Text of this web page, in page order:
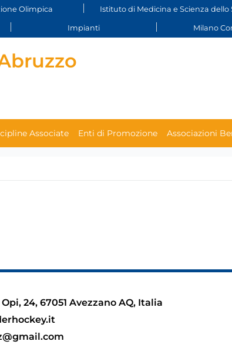
Olimpica Istituto di Medicina e Scienza dello
Impianti Milano
Associate Enti di Promozione Associazioni
24, 67051 Avezzano AQ, Italia